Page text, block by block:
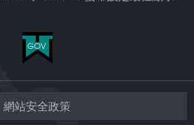
網站安全政策